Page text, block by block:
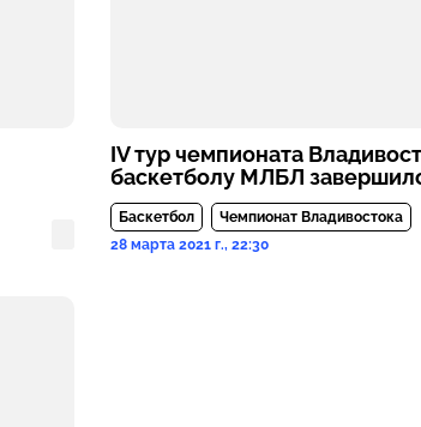
IV тур чемпионата
баскетболу МЛБЛ
Баскетбол
Чемпионат Владивостока
28 марта 2021 г., 22:30